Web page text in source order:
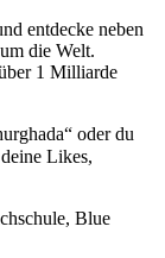
entdecke neben
die Welt.
1 Milliarde
oder du
Likes,
Blue